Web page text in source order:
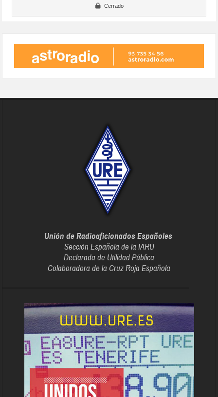
Cerrado
Unión de Radioaficionados Españoles
Sección Española de la IARU
Declarada de Utilidad Pública
Colaboradora de la Cruz Roja Española